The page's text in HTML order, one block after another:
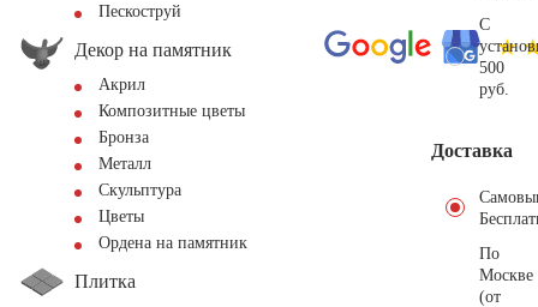
Пескоструй
Декор на памятник
Акрил
Композитные цветы
Бронза
Металл
Скульптура
Цветы
Ордена на памятник
Плитка
С
500
руб.
Доставка
По
Москве
(от